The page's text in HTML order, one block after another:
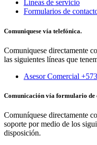
Líneas de servicio
Formularios de
Comuniquese vía telefónica.
Comuniquese directamente
las siguientes líneas que
Asesor Comercial
Comunicación vía formulario de
Comuníquese directamente
soporte por medio de los
disposición.